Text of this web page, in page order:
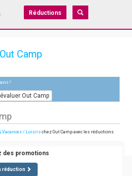
Réductions
Out Camp
!
évaluer Out Camp
Vacances / Loisirs chez Out Camp avec les réductions
des promotions
réduction